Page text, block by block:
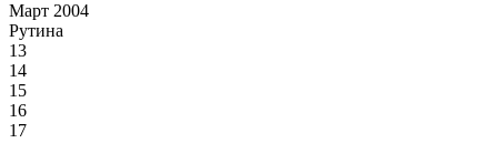
Март 2004
Рутина
13
14
15
16
17